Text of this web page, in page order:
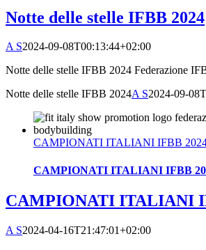
Notte delle stelle IFBB 2024
A S2024-09-08T00:13:44+02:00
Notte delle stelle IFBB 2024 Federazione
Notte delle stelle IFBB 2024A S2024-09-
CAMPIONATI ITALIANI IFBB
CAMPIONATI ITALIANI IFBB
CAMPIONATI ITALIANI
A S2024-04-16T21:47:01+02:00